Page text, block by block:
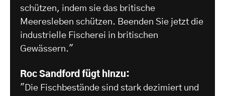
schützen, indem sie das britische
Meeresleben schützen. Beenden Sie jetzt die
industrielle Fischerei in britischen
Gewässern."
Roc Sandford fügt hinzu:
"Die Fischbestände sind stark dezimiert und